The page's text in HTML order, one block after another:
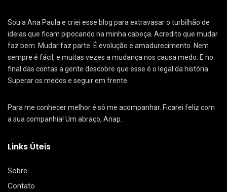
Sou a Ana Paula e criei esse blog para extravasar o turbilhão de
ideias que ficam pipocando na minha cabeça. Acredito que mudar
faz bem. Mudar faz parte. É evolução e amadurecimento. Nem
sempre é fácil, e muitas vezes a mudança nos causa medo. E no
final das contas a gente descobre que esse é o legal da história.
Superar os medos e seguir em frente.
Para me conhecer melhor é só me acompanhar. Ficarei feliz com
a sua companhia! Um abraço, Anap.
Links Úteis
Sobre
Contato